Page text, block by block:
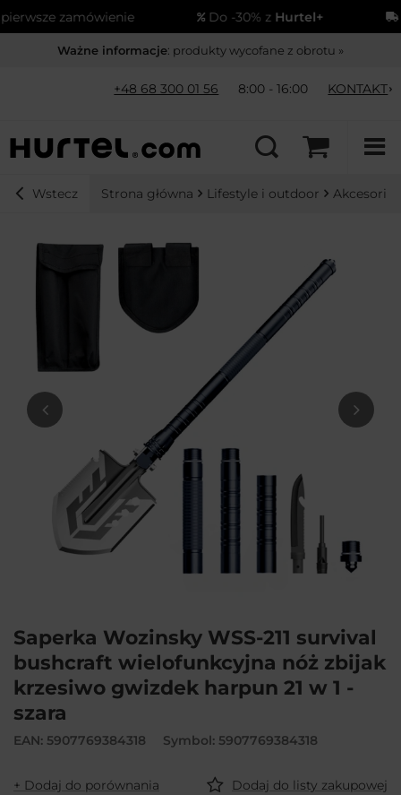
zamówienie Do -30% zHurtel+
Ważne informacje: produkty wycofane z obrotu »
+48 68 300 01 56 8:00 - 16:00 KONTAKT
Wstecz Strona główna Lifestyle i outdoor Akcesoria
Saperka Wozinsky WSS-211 survival
bushcraft wielofunkcyjna nóż zbijak
krzesiwo gwizdek harpun 21 w 1 -
szara
EAN: 5907769384318 Symbol: 5907769384318
+ Dodaj do porównania Dodaj do listy zakupowej